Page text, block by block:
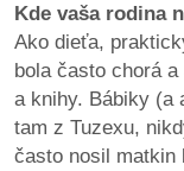
Kde vaša rodina
Ako dieťa,
bola často chorá
a knihy. Bábiky (a
tam z Tuzexu,
často nosil matkin